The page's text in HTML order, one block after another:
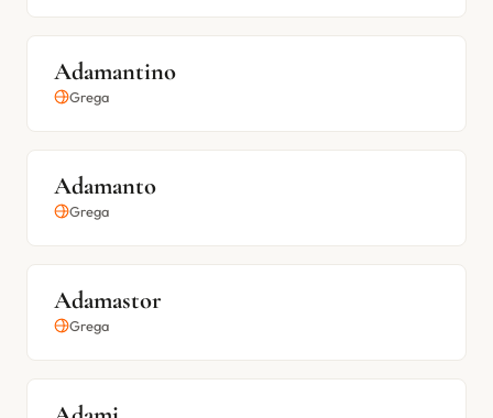
Adamantino
Grega
Adamanto
Grega
Adamastor
Grega